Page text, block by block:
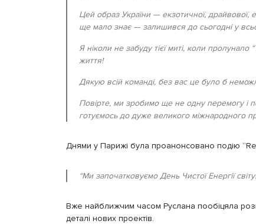
Цей образ України — екзотичної, драйвової,
ще мало знає — залишився до сьогодні у
Я ніколи не забуду тієї миті, коли
життя!
Дякую всій команді, без вас це було б
Повірте, ми зробимо ще не одну перемогу і
готуємось до дуже великого міжнародного
Днями у Парижі була проанонсовано подію
“Ми започатковуємо День Чистої Енергії
Вже найближчим часом Руслана пообіцяла
деталі нових проектів.